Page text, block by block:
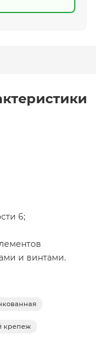
6;
и винтами.
крепеж